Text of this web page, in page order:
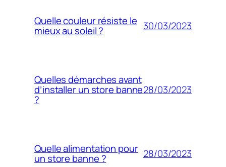
Quelle couleur résiste le
mieux au soleil ? 30/03/2023
Quelles démarches avant
d’installer un store banne
?
28/03/2023
Quelle alimentation pour
un store banne ? 28/03/2023